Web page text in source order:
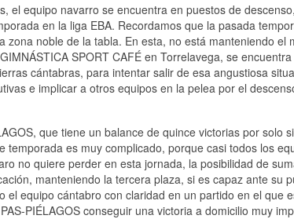
el equipo navarro se encuentra en puestos de
en la liga EBA. Recordamos que la pasada
noble de la tabla. En esta, no está manteniendo el
SPORT CAFÉ en Torrelavega, se
cántabras, para intentar salir de esa angustiosa
e implicar a otros equipos en la pelea por el
que tiene un balance de quince victorias por solo
es muy complicado, porque casi todos los
no quiere perder en esta jornada, la posibilidad de
manteniendo la tercera plaza, si es capaz ante su
el equipo cántabro con claridad en un partido en el que
PIÉLAGOS conseguir una victoria a domicilio muy